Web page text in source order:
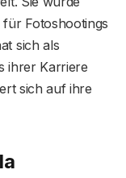
Fotoshootings
sich als
ihrer Karriere
sich auf ihre